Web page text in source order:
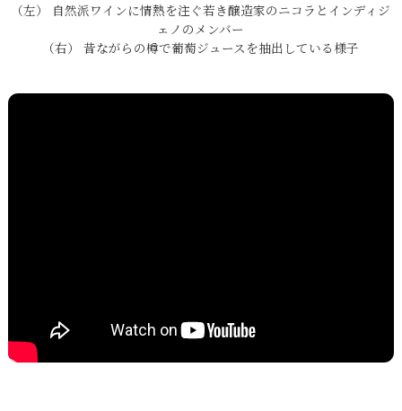
（左） 自然派ワインに情熱を注ぐ若き醸造家のニコラとインディジ
ェノのメンバー
（右） 昔ながらの樽で葡萄ジュースを抽出している様子